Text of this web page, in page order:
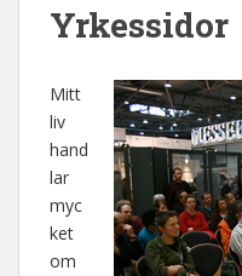
Yrkessidor
Mitt
liv
hand
lar
myc
ket
om